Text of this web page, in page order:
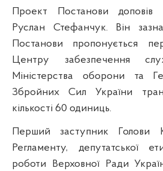
Проект Постанови доповів
Руслан Стефанчук. Він
Постанови пропонується
Центру забезпечення
Міністерства оборони та
Збройних Сил України
кількості 60 одиниць.
Перший заступник Голови
Регламенту, депутатської
роботи Верховної Ради